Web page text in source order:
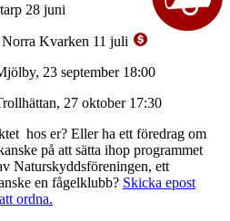
28 juni
Kvarken 11 juli
23 september 18:00
27 oktober 17:30
hos er? Eller ha ett föredrag om
på att sätta ihop programmet
Naturskyddsföreningen, ett
en fågelklubb? Skicka epost
ordna.